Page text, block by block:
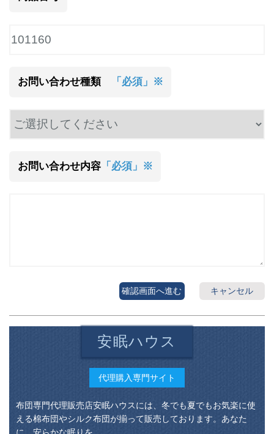
お問い合わせ種類 「必須」※
お問い合わせ内容「必須」※
キャンセル
確認画面へ進む
安眠ハウス
代理購入専門サイト
布団専門代理販売店安眠ハウスには、冬でも夏でもお気楽に使
える棉布団やシルク布団が揃って販売しております。あなた
に、安らかな眠りを。